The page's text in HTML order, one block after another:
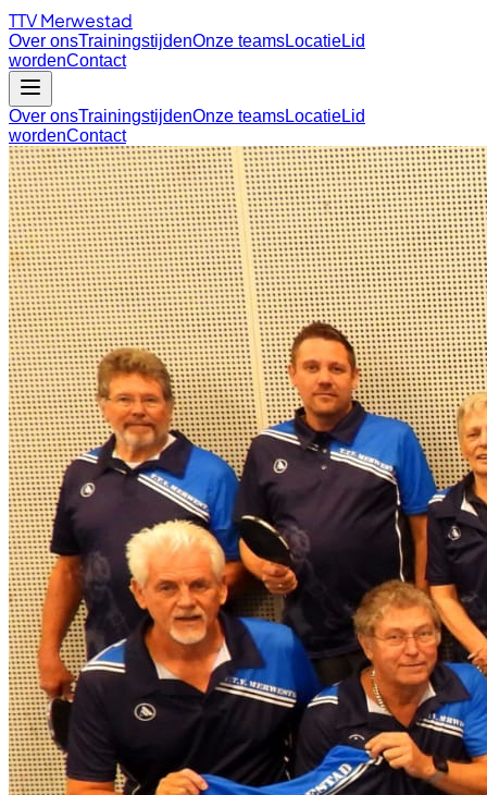
TTV Merwestad
Over onsTrainingstijdenOnze teamsLocatieLid
wordenContact
Over onsTrainingstijdenOnze teamsLocatieLid
wordenContact